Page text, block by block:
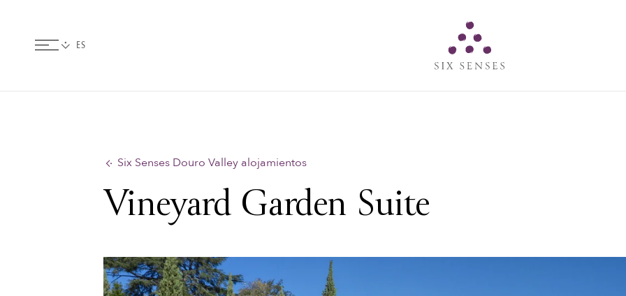
Six Senses Douro Valley alojamientos
Vineyard Garden Suite